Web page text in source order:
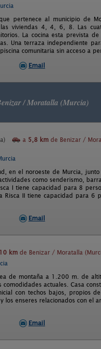
pertenece al municipio de
viviendas 4, 4, 6, 8. Las
La cocina esta prevista
Una terraza independiente
comunitaria sin acceso a
Email
/ Moratalla (Murcia)
a 5,8 km de Benizar /
en el noroeste de Murcia,
como senderismo,
I tiene capacidad para 8
II tiene capacidad para 6
Email
10 km de Benizar / Moratalla
de montaña a 1.200 m. de
actuales. Casa
con techos bajos, propios
enseres relacionados con el
Email